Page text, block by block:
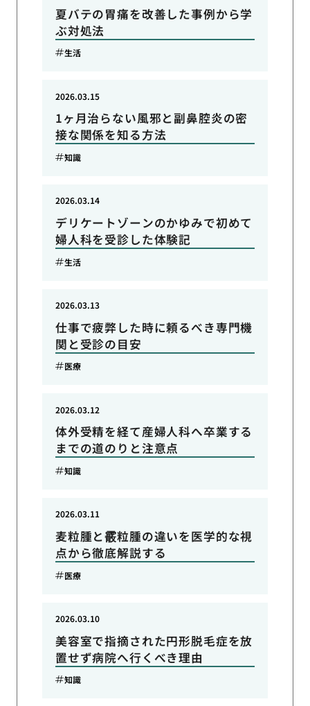
夏バテの胃痛を改善した事例から学
ぶ対処法
生活
1ヶ月治らない風邪と副鼻腔炎の密
接な関係を知る方法
2026.03.15
知識
デリケートゾーンのかゆみで初めて
婦人科を受診した体験記
2026.03.14
生活
仕事で疲弊した時に頼るべき専門機
関と受診の目安
2026.03.13
医療
体外受精を経て産婦人科へ卒業する
までの道のりと注意点
2026.03.12
知識
麦粒腫と霰粒腫の違いを医学的な視
点から徹底解説する
2026.03.11
医療
美容室で指摘された円形脱毛症を放
置せず病院へ行くべき理由
2026.03.10
知識